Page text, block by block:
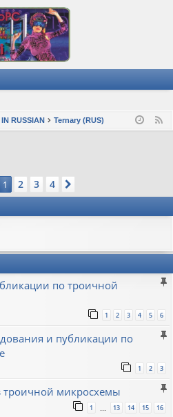
RUSSIAN Ternary (RUS)
1 2 3 4
по троичной
1 2 3 4 5 6
и публикации по
1 2 3
троичной микросхемы
1 13 14 15 16